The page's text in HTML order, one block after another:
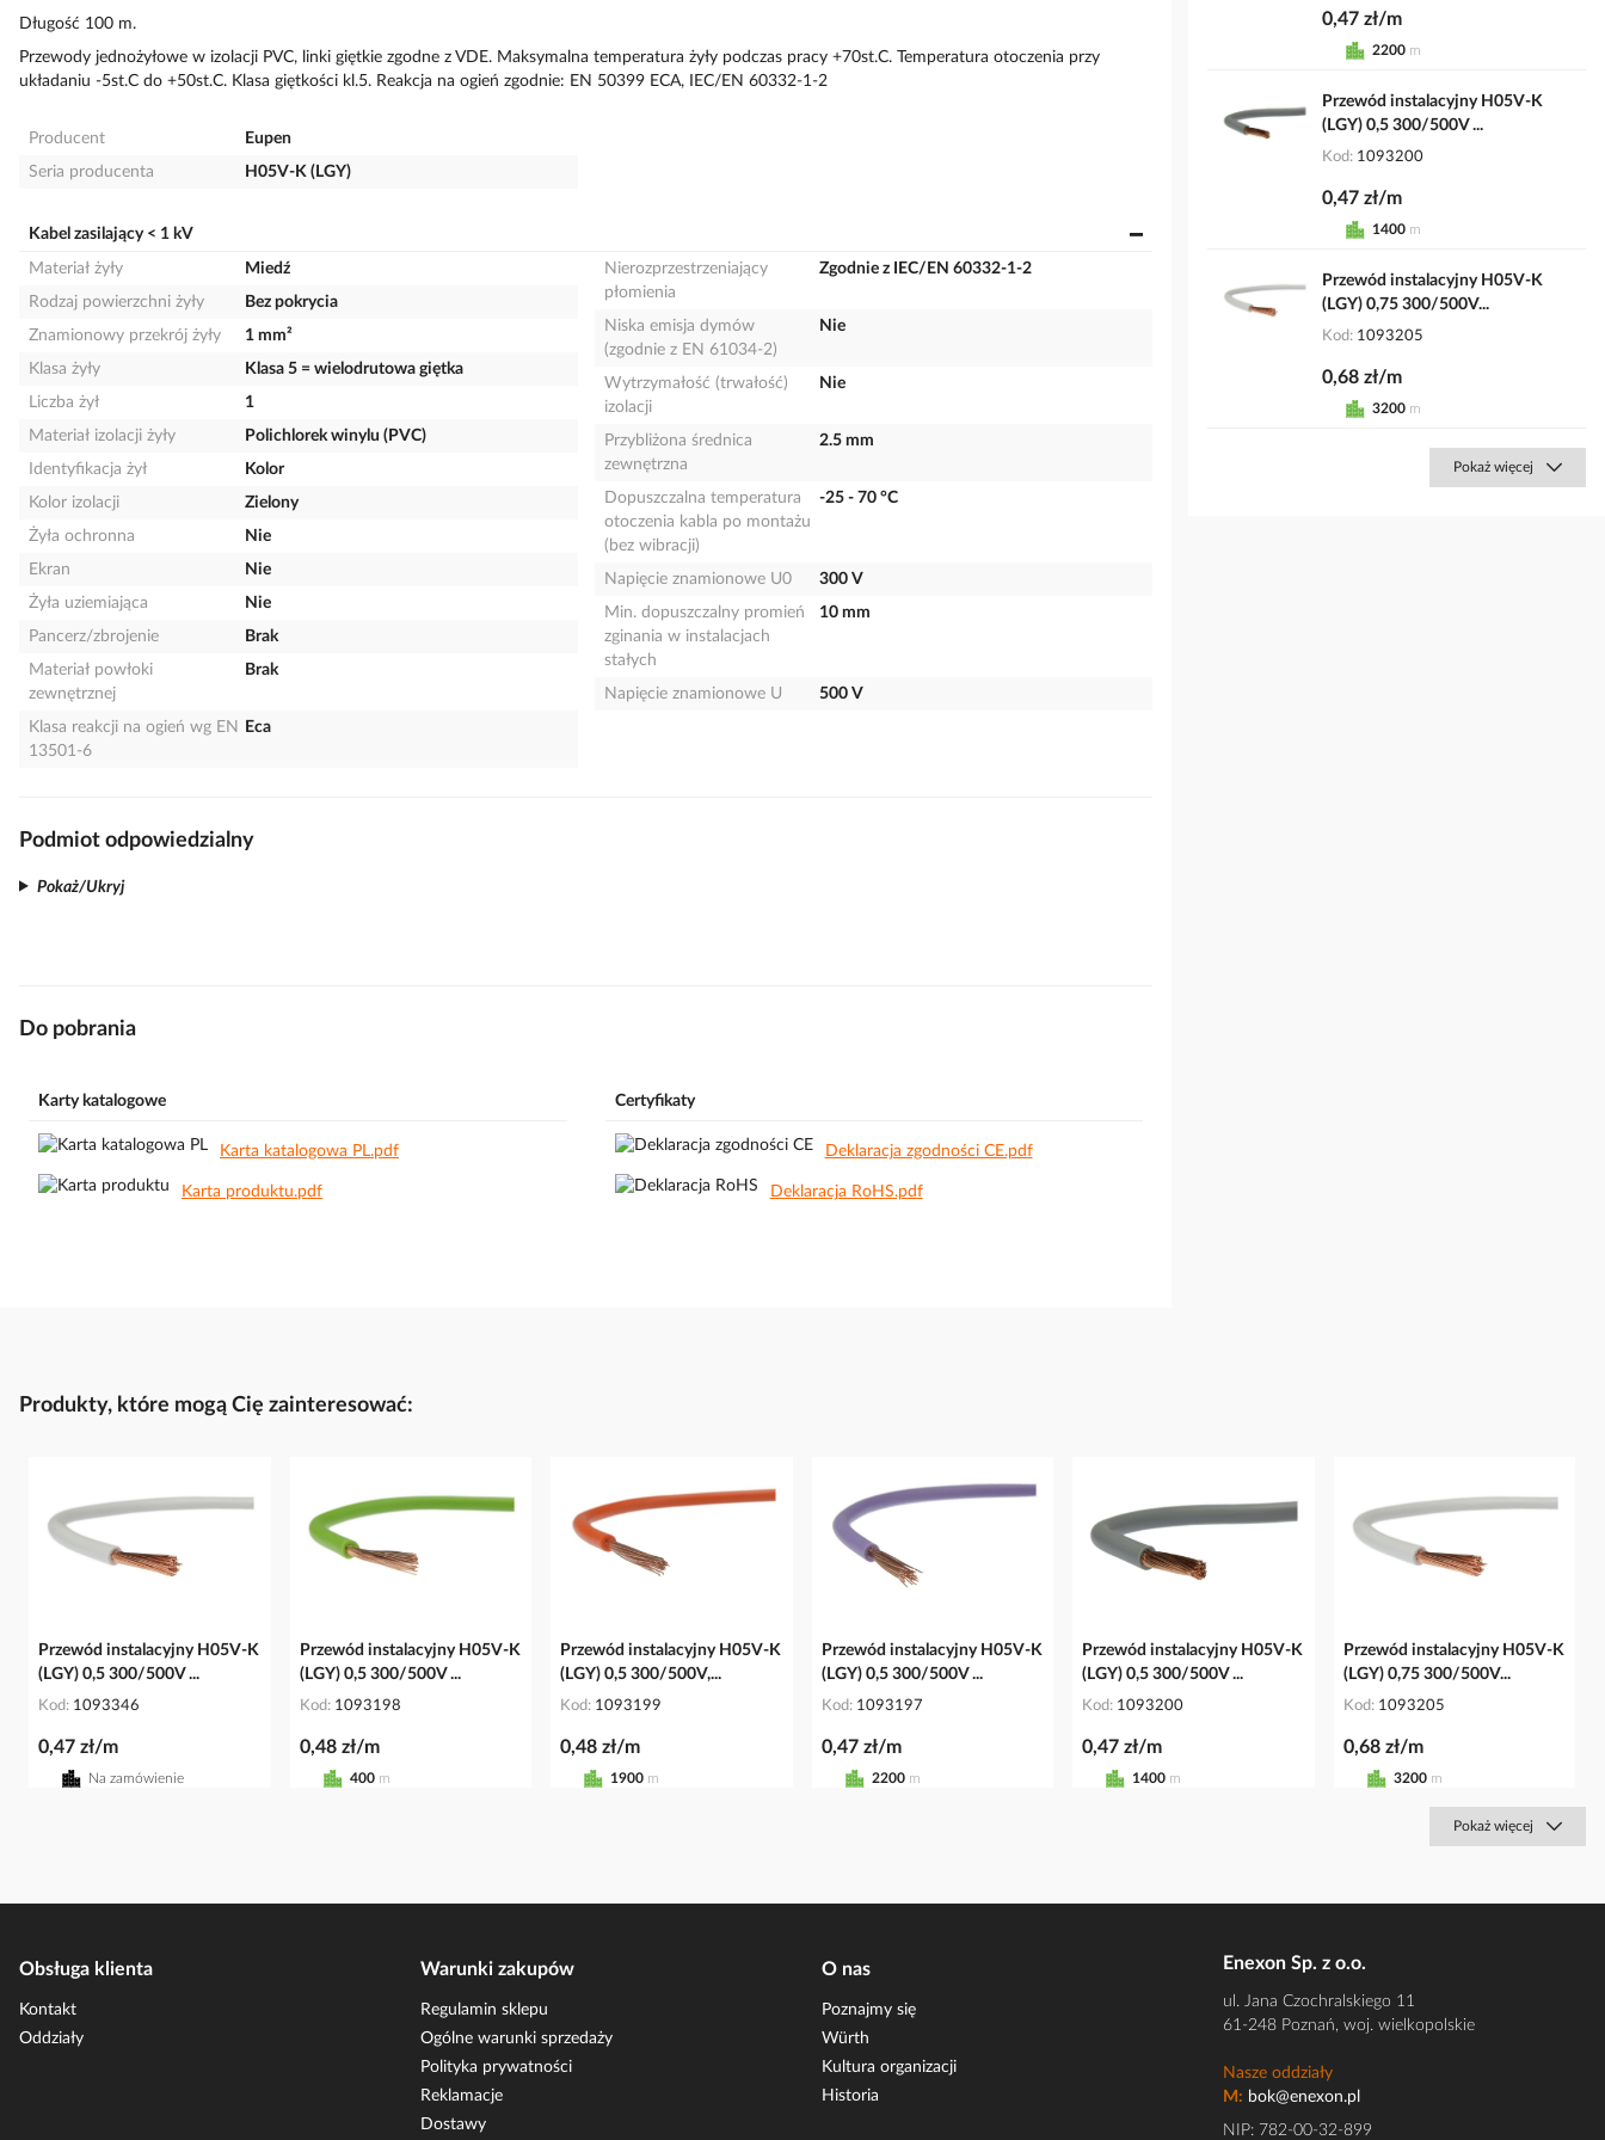
Długość 100 m.
Przewody jednożyłowe w izolacji PVC, linki giętkie zgodne z VDE. Maksymalna temperatura żyły podczas pracy +70st.C. Temperatura otoczenia przy
układaniu -5st.C do +50st.C. Klasa giętkości kl.5. Reakcja na ogień zgodnie: EN 50399 ECA, IEC/EN 60332-1-2
Producent
Eupen
Seria producenta
H05V-K (LGY)
Kabel zasilający < 1 kV
Materiał żyły
Miedź
Rodzaj powierzchni żyły
Bez pokrycia
Znamionowy przekrój żyły
1 mm²
Klasa żyły
Klasa 5 = wielodrutowa giętka
Liczba żył
1
Materiał izolacji żyły
Polichlorek winylu (PVC)
Identyfikacja żył
Kolor
Kolor izolacji
Zielony
Żyła ochronna
Nie
Ekran
Nie
Żyła uziemiająca
Nie
Pancerz/zbrojenie
Brak
Materiał powłoki
zewnętrznej
Brak
Klasa reakcji na ogień wg EN
13501-6
Eca
Nierozprzestrzeniający
płomienia
Zgodnie z IEC/EN 60332-1-2
Niska emisja dymów
(zgodnie z EN 61034-2)
Nie
Wytrzymałość (trwałość)
izolacji
Nie
Przybliżona średnica
zewnętrzna
2.5 mm
Dopuszczalna temperatura
otoczenia kabla po montażu
(bez wibracji)
-25 - 70 °C
Napięcie znamionowe U0
300 V
Min. dopuszczalny promień
zginania w instalacjach
stałych
10 mm
Napięcie znamionowe U 500 V
Podmiot odpowiedzialny
Pokaż/Ukryj
Do pobrania
Karty katalogowe
Karta katalogowa PL.pdf
Karta produktu.pdf
Certyfikaty
Deklaracja zgodności CE.pdf
Deklaracja RoHS.pdf
0,47 zł/m
2200 m
Przewód instalacyjny H05V-K
(LGY) 0,5 300/500V ...
Kod 1093200
0,47 zł/m
1400 m
Przewód instalacyjny H05V-K
(LGY) 0,75 300/500V...
Kod 1093205
0,68 zł/m
3200 m
Pokaż więcej
Produkty, które mogą Cię zainteresować:
Przewód instalacyjny H05V-K
(LGY) 0,5 300/500V ...
Kod 1093346
0,47 zł/m
Na zamówienie
Przewód instalacyjny H05V-K
(LGY) 0,5 300/500V ...
Kod 1093198
0,48 zł/m
400 m
Przewód instalacyjny H05V-K
(LGY) 0,5 300/500V,...
Kod 1093199
0,48 zł/m
1900 m
Przewód instalacyjny H05V-K
(LGY) 0,5 300/500V ...
Kod 1093197
0,47 zł/m
2200 m
Przewód instalacyjny H05V-K
(LGY) 0,5 300/500V ...
Kod 1093200
0,47 zł/m
1400 m
Przewód instalacyjny H05V-K
(LGY) 0,75 300/500V...
Kod 1093205
0,68 zł/m
3200 m
Pokaż więcej
Obsługa klienta
Kontakt
Oddziały
Warunki zakupów
Regulamin sklepu
Ogólne warunki sprzedaży
Polityka prywatności
Reklamacje
Dostawy
O nas
Poznajmy się
Würth
Kultura organizacji
Historia
Enexon Sp. z o.o.
ul. Jana Czochralskiego 11
61-248 Poznań, woj. wielkopolskie
Nasze oddziały
M: bok@enexon.pl
NIP: 782-00-32-899